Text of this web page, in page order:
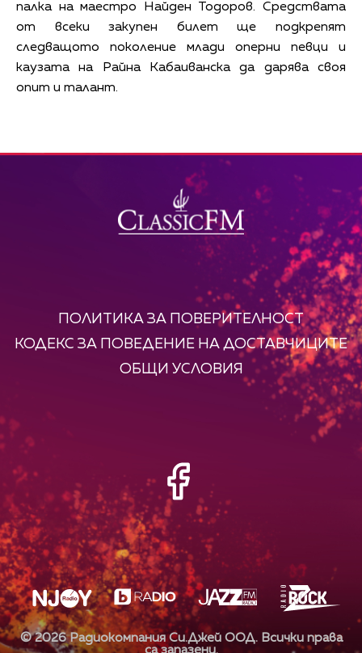
палка на маестро Найден Тодоров. Средствата
от всеки закупен билет ще подкрепят
следващото поколение млади оперни певци и
каузата на Райна Кабаиванска да дарява своя
опит и талант.
ПОЛИТИКА ЗА ПОВЕРИТЕЛНОСТ
КОДЕКС ЗА ПОВЕДЕНИЕ НА ДОСТАВЧИЦИТЕ
ОБЩИ УСЛОВИЯ
©2026Радиокомпания Си.Джей ООД. Всички права
са запазени.